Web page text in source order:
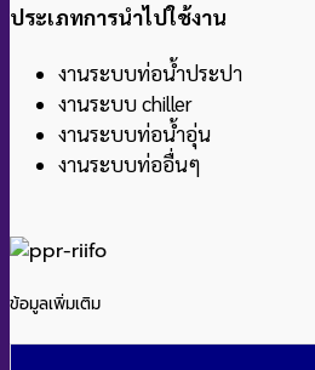
ประเภทการนำไปใช้งาน
งานระบบท่อน้ำประปา
งานระบบ chiller
งานระบบท่อน้ำอุ่น
งานระบบท่ออื่นๆ
ข้อมูลเพิ่มเติม